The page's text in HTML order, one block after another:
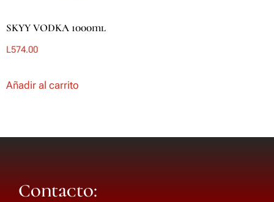
SKYY VODKA 1000ml
L574.00
Añadir al carrito
Contacto: